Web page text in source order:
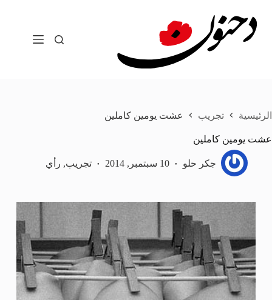
المحتوى
الرئيسية تجريب عشت يومين كاملين
عشت يومين كاملين
جكر حلو 10 سبتمبر, 2014 تجريب, رأي